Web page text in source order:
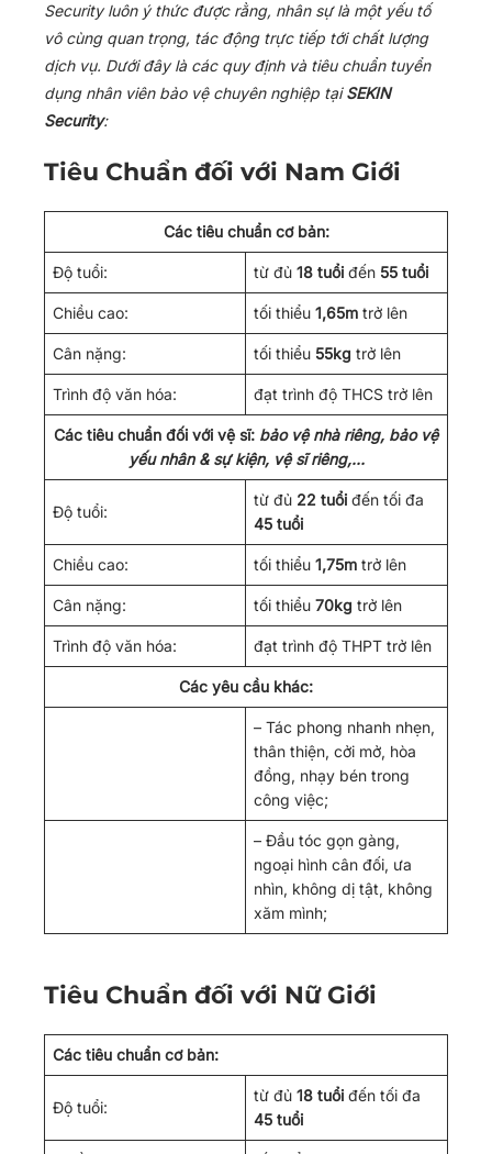
Security luôn ý thức được rằng, nhân sự là một yếu tố
vô cùng quan trọng, tác động trực tiếp tới chất lượng
dịch vụ. Dưới đây là các quy định và tiêu chuẩn tuyển
dụng nhân viên bảo vệ chuyên nghiệp tạiSEKIN
Security:
Tiêu Chuẩn đối với Nam Giới
Các tiêu chuẩn cơ bản:
Độ tuổi: từ đủ 18 tuổi đến 55 tuổi
Chiều cao: tối thiểu 1,65m trở lên
Cân nặng: tối thiểu 55kg trở lên
Trình độ văn hóa: đạt trình độ THCS trở lên
Các tiêu chuẩn đối với vệ sĩ: bảo vệ nhà riêng, bảo vệ
yếu nhân & sự kiện, vệ sĩ riêng,…
Độ tuổi:
từ đủ 22 tuổi đến tối đa
45 tuổi
Chiều cao: tối thiểu 1,75m trở lên
Cân nặng: tối thiểu 70kg trở lên
Trình độ văn hóa: đạt trình độ THPT trở lên
Các yêu cầu khác:
– Tác phong nhanh nhẹn,
thân thiện, cởi mở, hòa
đồng, nhạy bén trong
công việc;
– Đầu tóc gọn gàng,
ngoại hình cân đối, ưa
nhìn, không dị tật, không
xăm mình;
Tiêu Chuẩn đối với Nữ Giới
Các tiêu chuẩn cơ bản:
Độ tuổi:
từ đủ 18 tuổi đến tối đa
45 tuổi